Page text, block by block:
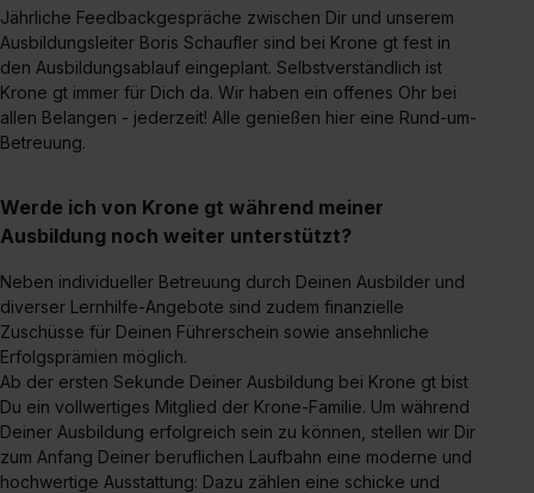
Jährliche Feedbackgespräche zwischen Dir und unserem
Ausbildungsleiter Boris Schaufler sind bei Krone gt fest in
den Ausbildungsablauf eingeplant. Selbstverständlich ist
Krone gt immer für Dich da. Wir haben ein offenes Ohr bei
allen Belangen - jederzeit! Alle genießen hier eine Rund-um-
Betreuung.
Werde ich von Krone gt während meiner
Ausbildung noch weiter unterstützt?
Neben individueller Betreuung durch Deinen Ausbilder und
diverser Lernhilfe-Angebote sind zudem finanzielle
Zuschüsse für Deinen Führerschein sowie ansehnliche
Erfolgsprämien möglich.
Ab der ersten Sekunde Deiner Ausbildung bei Krone gt bist
Du ein vollwertiges Mitglied der Krone-Familie. Um während
Deiner Ausbildung erfolgreich sein zu können, stellen wir Dir
zum Anfang Deiner beruflichen Laufbahn eine moderne und
hochwertige Ausstattung: Dazu zählen eine schicke und